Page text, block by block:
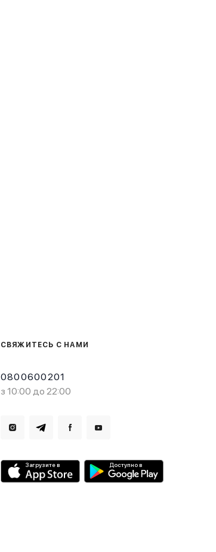
СВЯЖИТЕСЬ С НАМИ
0800600201
з 10:00 до 22:00
Загрузите в Доступно в